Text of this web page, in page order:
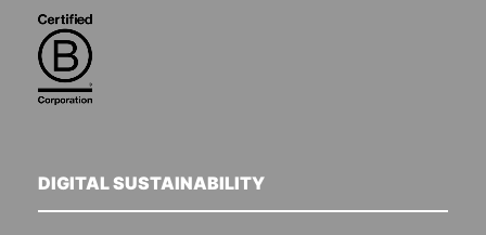
DIGITAL SUSTAINABILITY